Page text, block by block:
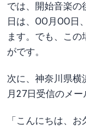
では、開始音楽の
日は、OO月OO日
ます。でも、こ
がです。
次に、神奈川県横
月27日受信のメー
「こんにちは、